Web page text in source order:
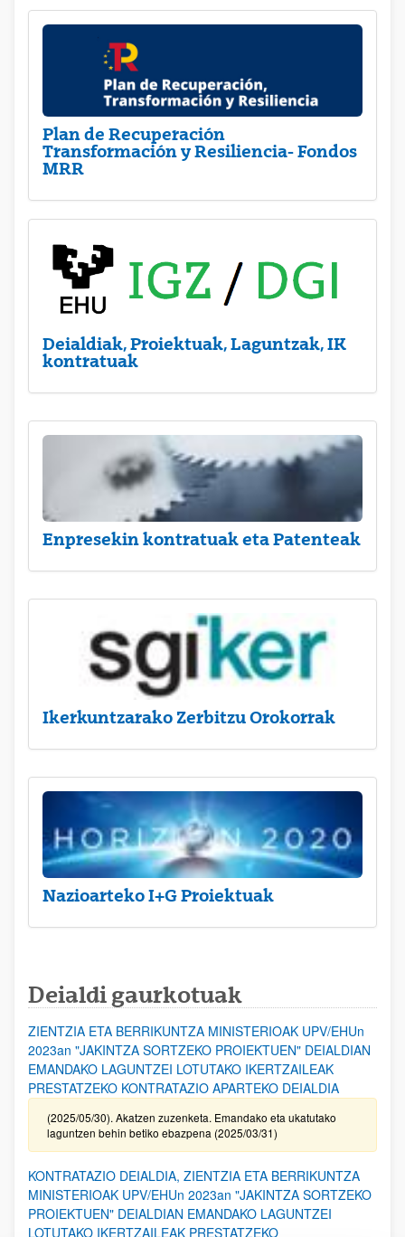
Plan de Recuperación
Transformación y Resiliencia- Fondos
MRR
Deialdiak, Proiektuak, Laguntzak, IK
kontratuak
Enpresekin kontratuak eta Patenteak
Ikerkuntzarako Zerbitzu Orokorrak
Nazioarteko I+G Proiektuak
Deialdi gaurkotuak
ZIENTZIA ETA BERRIKUNTZA MINISTERIOAK UPV/EHUn
2023an "JAKINTZA SORTZEKO PROIEKTUEN" DEIALDIAN
EMANDAKO LAGUNTZEI LOTUTAKO IKERTZAILEAK
PRESTATZEKO KONTRATAZIO APARTEKO DEIALDIA
(2025/05/30). Akatzen zuzenketa. Emandako eta ukatutako
laguntzen behin betiko ebazpena (2025/03/31)
KONTRATAZIO DEIALDIA, ZIENTZIA ETA BERRIKUNTZA
MINISTERIOAK UPV/EHUn 2023an "JAKINTZA SORTZEKO
PROIEKTUEN" DEIALDIAN EMANDAKO LAGUNTZEI
LOTUTAKO IKERTZAILEAK PRESTATZEKO